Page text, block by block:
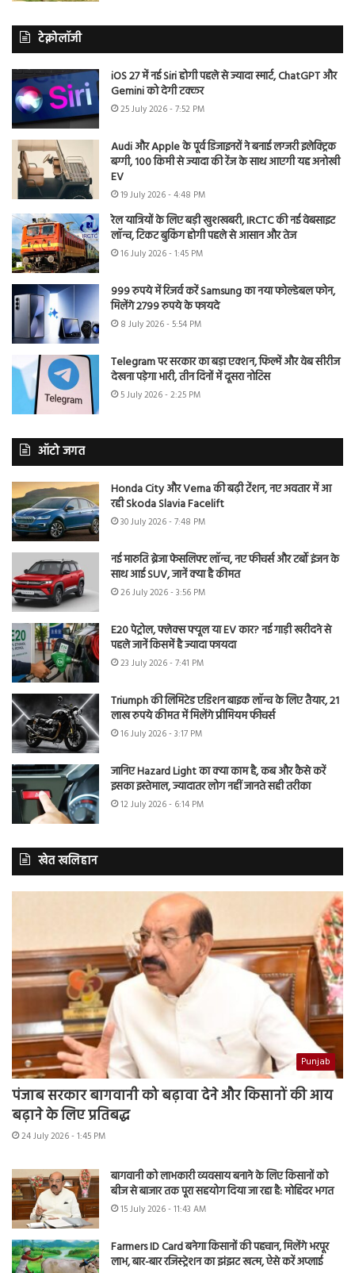
टेक्नोलॉजी
iOS 27 में नई Siri होगी पहले से ज्यादा स्मार्ट, ChatGPT और
Gemini को देगी टक्कर
25 July 2026 - 7:52 PM
Audi और Apple के पूर्व डिजाइनरों ने बनाई लग्जरी इलेक्ट्रिक
बग्गी, 100 किमी से ज्यादा की रेंज के साथ आएगी यह अनोखी
EV
19 July 2026 - 4:48 PM
रेल यात्रियों के लिए बड़ी खुशखबरी, IRCTC की नई वेबसाइट
लॉन्च, टिकट बुकिंग होगी पहले से आसान और तेज
16 July 2026 - 1:45 PM
999 रुपये में रिजर्व करें Samsung का नया फोल्डेबल फोन,
मिलेंगे 2799 रुपये के फायदे
8 July 2026 - 5:54 PM
Telegram पर सरकार का बड़ा एक्शन, फिल्में और वेब सीरीज
देखना पड़ेगा भारी, तीन दिनों में दूसरा नोटिस
5 July 2026 - 2:25 PM
ऑटो जगत
Honda City और Verna की बढ़ी टेंशन, नए अवतार में आ
रही Skoda Slavia Facelift
30 July 2026 - 7:48 PM
नई मारुति ब्रेजा फेसलिफ्ट लॉन्च, नए फीचर्स और टर्बो इंजन के
साथ आई SUV, जानें क्या है कीमत
26 July 2026 - 3:56 PM
E20 पेट्रोल, फ्लेक्स फ्यूल या EV कार? नई गाड़ी खरीदने से
पहले जानें किसमें है ज्यादा फायदा
23 July 2026 - 7:41 PM
Triumph की लिमिटेड एडिशन बाइक लॉन्च के लिए तैयार, 21
लाख रुपये कीमत में मिलेंगे प्रीमियम फीचर्स
16 July 2026 - 3:17 PM
जानिए Hazard Light का क्या काम है, कब और कैसे करें
इसका इस्तेमाल, ज्यादातर लोग नहीं जानते सही तरीका
12 July 2026 - 6:14 PM
खेत खलिहान
Punjab
पंजाब सरकार बागवानी को बढ़ावा देने और किसानों की आय
बढ़ाने के लिए प्रतिबद्ध
24 July 2026 - 1:45 PM
बागवानी को लाभकारी व्यवसाय बनाने के लिए किसानों को
बीज से बाजार तक पूरा सहयोग दिया जा रहा है: मोहिंदर भगत
15 July 2026 - 11:43 AM
Farmers ID Card बनेगा किसानों की पहचान, मिलेंगे भरपूर
लाभ, बार-बार रजिस्ट्रेशन का झंझट खत्म, ऐसे करें अप्लाई